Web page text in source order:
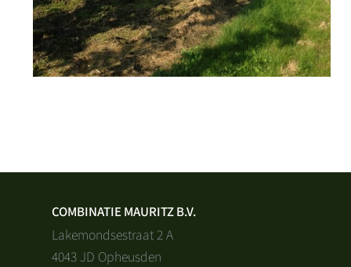
COMBINATIE MAURITZ B.V.
Lakemondsestraat 2 A
4043 JD Opheusden